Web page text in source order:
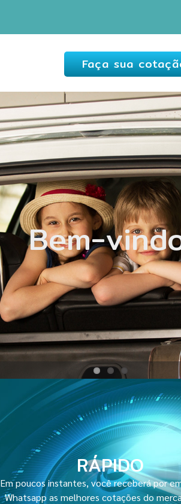
Faça sua
Bem-
RÁPIDO
Em poucos instantes, você receberá por
Whatsapp as melhores cotações do